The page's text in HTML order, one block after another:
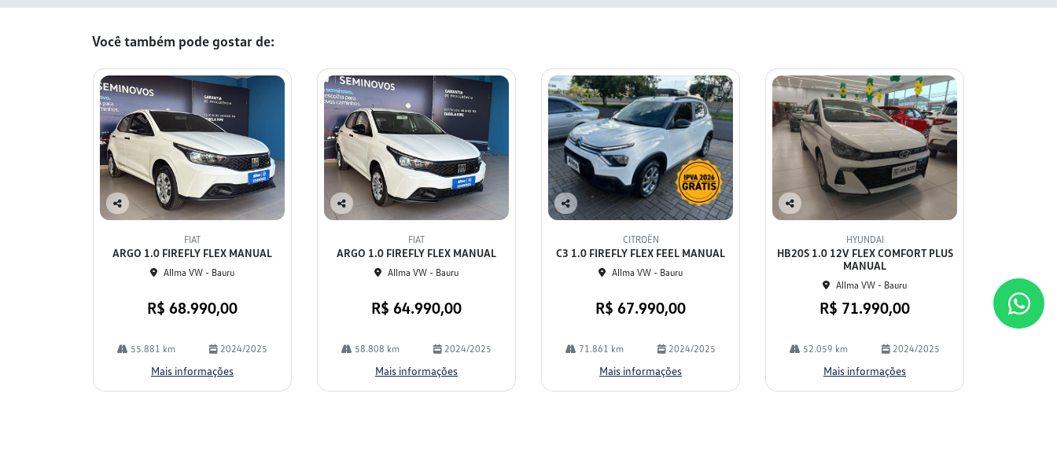
Você também pode gostar de:
Co
lhe
FIAT
ARGO 1.0 FIREFLY FLEX MANUAL
Allma VW - Bauru
R$ 68.990,00
55.881 km 2024/2025
Mais informações
Co
lhe
FIAT
ARGO 1.0 FIREFLY FLEX MANUAL
Allma VW - Bauru
R$ 64.990,00
58.808 km 2024/2025
Mais informações
Co
lhe
CITROËN
C3 1.0 FIREFLY FLEX FEEL MANUAL
Allma VW - Bauru
R$ 67.990,00
71.861 km 2024/2025
Mais informações
Co
lhe
HYUNDAI
HB20S 1.0 12V FLEX COMFORT PLUS
MANUAL
Allma VW - Bauru
R$ 71.990,00
52.059 km 2024/2025
Mais informações